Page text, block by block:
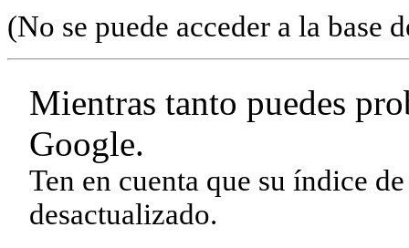
(No se puede acceder a la base
Mientras tanto puedes
Google.
Ten en cuenta que su índice
desactualizado.